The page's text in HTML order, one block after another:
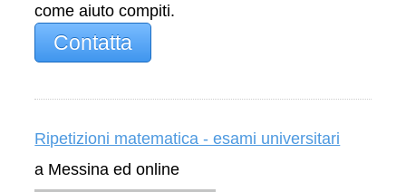
come aiuto compiti.
Contatta
Ripetizioni matematica - esami universitari
a Messina ed online